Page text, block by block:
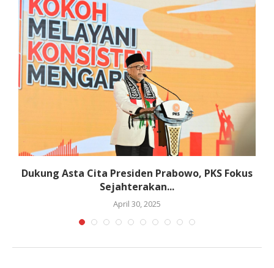
Dukung Asta Cita Presiden Prabowo, PKS Fokus
Sejahterakan...
April 30, 2025